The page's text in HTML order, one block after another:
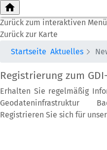
home
Zurück zum interaktiven Menü
Zurück zur Karte
Startseite Aktuelles
Registrierung zum
Erhalten Sie regelmäßig
Geodateninfrastruktur
Registrieren Sie sich für